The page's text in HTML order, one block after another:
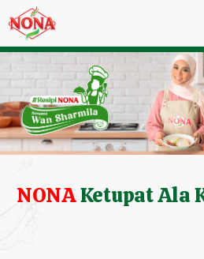
NONAKetupat Ala